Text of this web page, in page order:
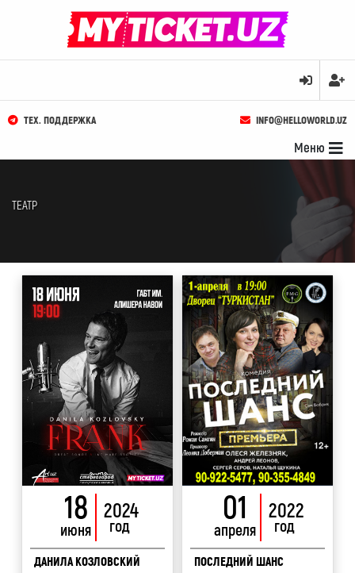
ТЕХ. ПОДДЕРЖКА INFO@HELLOWORLD.UZ
Меню
ТЕАТР
18
июня
2024
год
ДАНИЛА КОЗЛОВСКИЙ
01
апреля
2022
год
ПОСЛЕДНИЙ ШАНС